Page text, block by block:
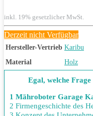
inkl. 19% gesetzlicher MwSt.
Derzeit nicht Verfügbar
Hersteller-Vertrieb Karibu
Material
Holz
Egal, welche
1 Mähroboter Garage
2 Firmengeschichte des